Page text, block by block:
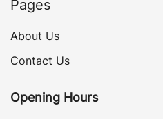
Pages
About Us
Contact Us
Opening Hours